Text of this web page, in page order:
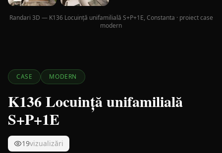
Randari 3D — K136 Locuință unifamilială S+P+1E, Constanta · proiect case
modern
CASE MODERN
K136 Locuință unifamilială
S+P+1E
19vizualizări